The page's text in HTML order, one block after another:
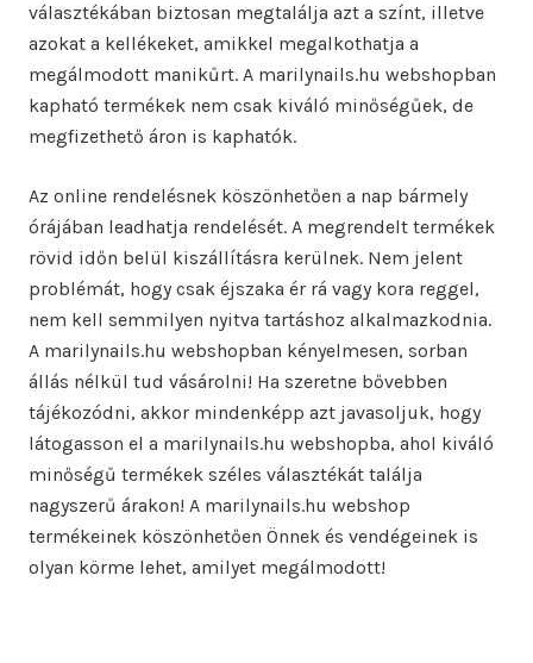
választékában biztosan megtalálja azt a színt, illetve
azokat a kellékeket, amikkel megalkothatja a
megálmodott manikűrt. A marilynails.hu webshopban
kapható termékek nem csak kiváló minőségűek, de
megfizethető áron is kaphatók.
Az online rendelésnek köszönhetően a nap bármely
órájában leadhatja rendelését. A megrendelt termékek
rövid időn belül kiszállításra kerülnek. Nem jelent
problémát, hogy csak éjszaka ér rá vagy kora reggel,
nem kell semmilyen nyitva tartáshoz alkalmazkodnia.
A marilynails.hu webshopban kényelmesen, sorban
állás nélkül tud vásárolni! Ha szeretne bővebben
tájékozódni, akkor mindenképp azt javasoljuk, hogy
látogasson el a marilynails.hu webshopba, ahol kiváló
minőségű termékek széles választékát találja
nagyszerű árakon! A marilynails.hu webshop
termékeinek köszönhetően Önnek és vendégeinek is
olyan körme lehet, amilyet megálmodott!